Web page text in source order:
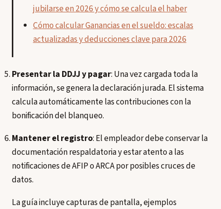
jubilarse en 2026 y cómo se calcula el haber
Cómo calcular Ganancias en el sueldo: escalas
actualizadas y deducciones clave para 2026
Presentar la DDJJ y pagar: Una vez cargada toda la
información, se genera la declaración jurada. El sistema
calcula automáticamente las contribuciones con la
bonificación del blanqueo.
Mantener el registro: El empleador debe conservar la
documentación respaldatoria y estar atento a las
notificaciones de AFIP o ARCA por posibles cruces de
datos.
La guía incluye capturas de pantalla, ejemplos